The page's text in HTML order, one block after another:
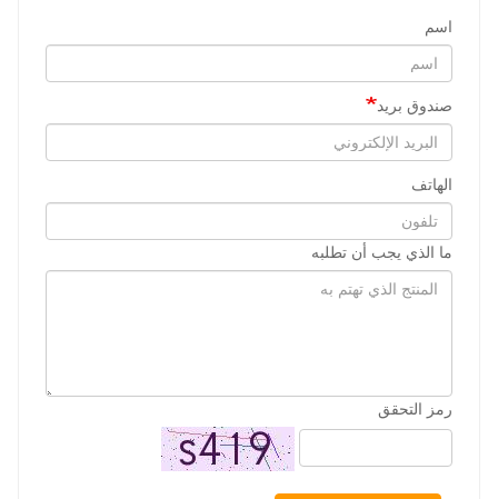
اسم
صندوق بريد
الهاتف
ما الذي يجب أن تطلبه
رمز التحقق